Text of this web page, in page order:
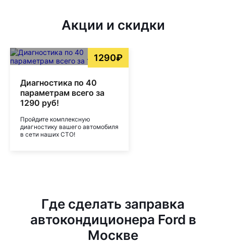
Акции и скидки
1290₽
Диагностика по 40
параметрам всего за
1290 руб!
Пройдите комплексную
диагностику вашего автомобиля
в сети наших СТО!
Где сделать заправка
автокондиционера Ford в
Москве